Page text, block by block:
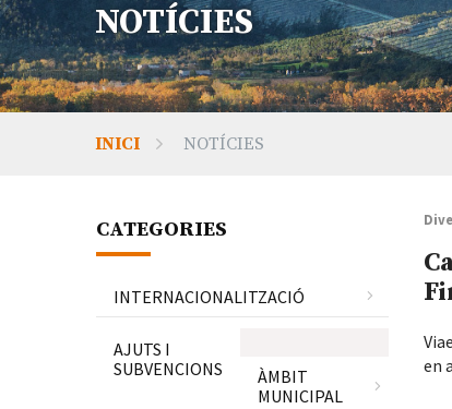
NOTÍCIES
INICI NOTÍCIES
CATEGORIES
INTERNACIONALITZACIÓ
AJUTS I
SUBVENCIONS
ÀMBIT
MUNICIPAL
en